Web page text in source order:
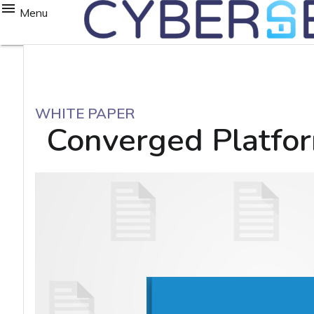
Menu
WHITE PAPER
Converged